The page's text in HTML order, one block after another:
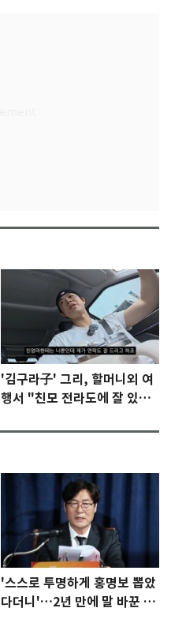
'김구라子' 그리, 할머니외 여
행서 "친모 전라도에 잘 있
'스스로 투명하게 홍명보 뽑았
다더니'…2년 만에 말 바꾼 이